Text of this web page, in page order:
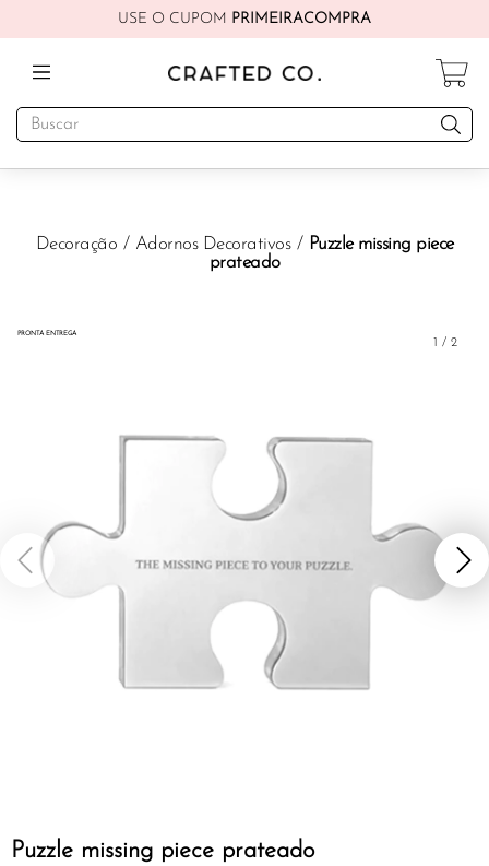
USE O CUPOM PRIMEIRACOMPRA
Decoração / Adornos Decorativos / Puzzle missing piece
prateado
PRONTA ENTREGA
1 / 2
Puzzle missing piece prateado